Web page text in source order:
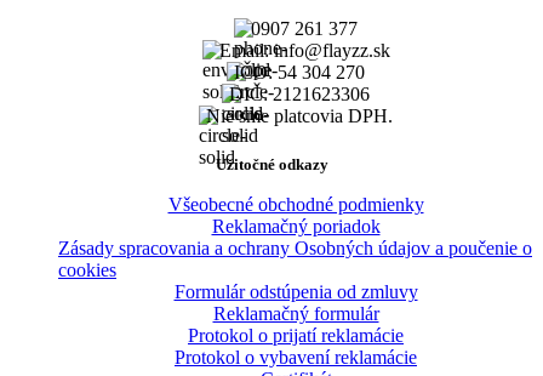
0907 261 377
Email: info@flayzz.sk
IČO: 54 304 270
DIČ: 2121623306
Nie sme platcovia DPH.
Užitočné odkazy
Všeobecné obchodné podmienky
Reklamačný poriadok
Zásady spracovania a ochrany Osobných údajov a poučenie o
cookies
Formulár odstúpenia od zmluvy
Reklamačný formulár
Protokol o prijatí reklamácie
Protokol o vybavení reklamácie